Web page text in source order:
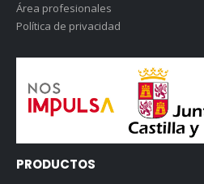
Área profesionales
Política de privacidad
PRODUCTOS